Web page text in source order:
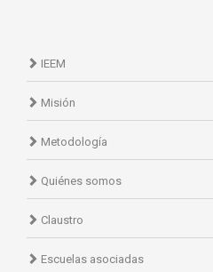
IEEM
Misión
Metodología
Quiénes somos
Claustro
Escuelas asociadas